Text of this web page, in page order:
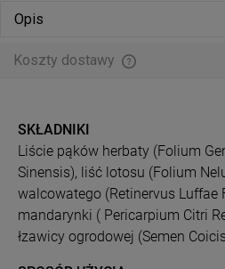
Opis
Koszty dostawy
SKŁADNIKI
Liście pąków herbaty (Folium
Sinensis), liść lotosu (Folium
walcowatego (Retinervus Luffae
mandarynki ( Pericarpium Citri
łzawicy ogrodowej (Semen